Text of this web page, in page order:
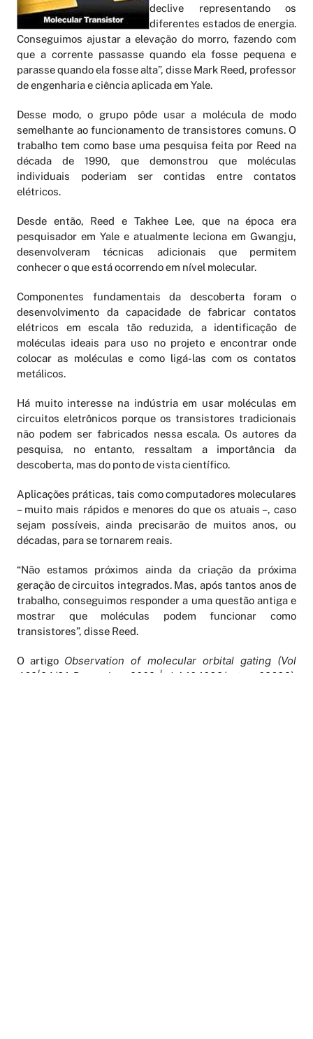
declive representando os
diferentes estados de energia.
Conseguimos ajustar a elevação do morro, fazendo com
que a corrente passasse quando ela fosse pequena e
parasse quando ela fosse alta”, disse Mark Reed, professor
de engenharia e ciência aplicada em Yale.
Desse modo, o grupo pôde usar a molécula de modo
semelhante ao funcionamento de transistores comuns. O
trabalho tem como base uma pesquisa feita por Reed na
década de 1990, que demonstrou que moléculas
individuais poderiam ser contidas entre contatos
elétricos.
Desde então, Reed e Takhee Lee, que na época era
pesquisador em Yale e atualmente leciona em Gwangju,
desenvolveram técnicas adicionais que permitem
conhecer o que está ocorrendo em nível molecular.
Componentes fundamentais da descoberta foram o
desenvolvimento da capacidade de fabricar contatos
elétricos em escala tão reduzida, a identificação de
moléculas ideais para uso no projeto e encontrar onde
colocar as moléculas e como ligá-las com os contatos
metálicos.
Há muito interesse na indústria em usar moléculas em
circuitos eletrônicos porque os transistores tradicionais
não podem ser fabricados nessa escala. Os autores da
pesquisa, no entanto, ressaltam a importância da
descoberta, mas do ponto de vista científico.
Aplicações práticas, tais como computadores moleculares
– muito mais rápidos e menores do que os atuais –, caso
sejam possíveis, ainda precisarão de muitos anos, ou
décadas, para se tornarem reais.
“Não estamos próximos ainda da criação da próxima
geração de circuitos integrados. Mas, após tantos anos de
trabalho, conseguimos responder a uma questão antiga e
mostrar que moléculas podem funcionar como
transistores”, disse Reed.
O artigo Observation of molecular orbital gating (Vol
462|24/31 December 2009 | doi:10.1038/nature08639)